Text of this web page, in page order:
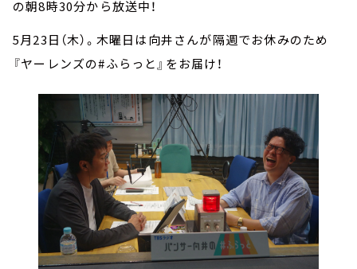
の朝8時30分から放送中！
5月23日（木）。木曜日は向井さんが隔週でお休みのため
『ヤーレンズの#ふらっと』をお届け！